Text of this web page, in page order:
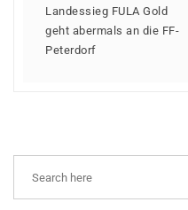
Landessieg FULA Gold
geht abermals an die FF-
Peterdorf